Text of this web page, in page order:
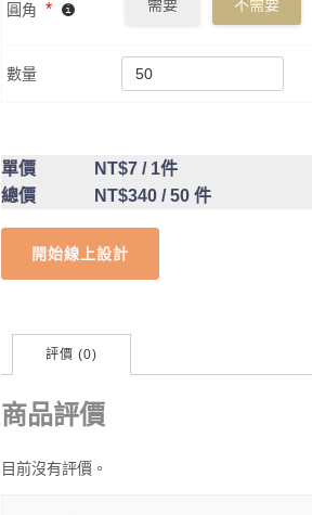
圓角 * 需要 不需要
數量
單價 NT$7 / 1件
總價
NT$340 / 50 件
開始線上設計
評價 (0)
商品評價
目前沒有評價。